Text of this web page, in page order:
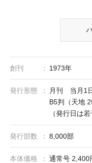
創刊 1973年
発行形態
月刊 当月1
B5判（天地
（発行日は
発行部数 8,000部
本体価格 通常号 2,400